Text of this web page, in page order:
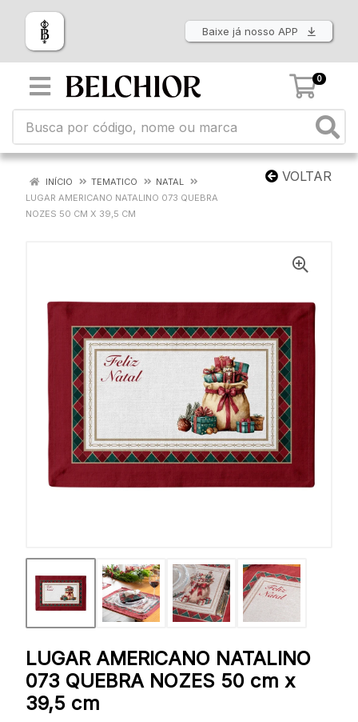
Baixe já nosso APP
0
VOLTAR
INÍCIO TEMATICO
NATAL
LUGAR AMERICANO NATALINO 073 QUEBRA
NOZES 50 CM X 39,5 CM
LUGAR AMERICANO NATALINO
073 QUEBRA NOZES 50 cm x
39,5 cm